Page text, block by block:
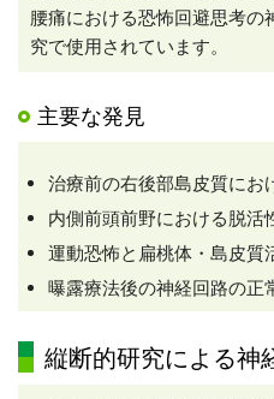
腰痛における恐怖回避思考の
究で使用されています。
主要な発見
治療前の右後部島皮質にお
内側前頭前野における脱活
運動恐怖と扁桃体・島皮質
曝露療法後の神経回路の正
縦断的研究による神